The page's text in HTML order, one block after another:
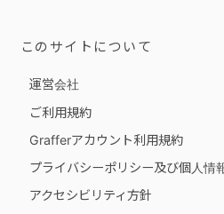
このサイトについて
運営会社
ご利用規約
Grafferアカウント利用規約
プライバシーポリシー及び個人情
アクセシビリティ方針